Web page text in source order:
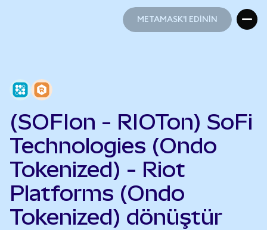
METAMASK'I EDİNİN
(SOFIon - RIOTon) SoFi
Technologies (Ondo
Tokenized) - Riot
Platforms (Ondo
Tokenized) dönüştür